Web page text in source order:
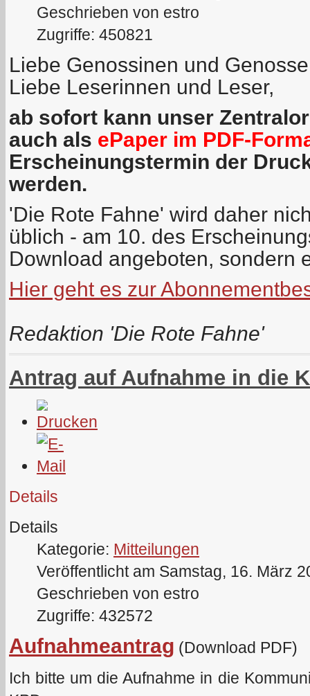
Geschrieben von estro
Zugriffe: 450821
Liebe Genossinen und
Liebe Leserinnen und Leser,
ab sofort kann unser
auch als ePaper im PDF-
Erscheinungstermin der
werden.
'Die Rote Fahne' wird daher
üblich - am 10. des
Download angeboten, sondern
Hier geht es zur
Redaktion 'Die Rote Fahne'
Antrag auf Aufnahme in die
Details
Details
Kategorie: Mitteilungen
Veröffentlicht am Samstag, 16. März
Geschrieben von estro
Zugriffe: 432572
Aufnahmeantrag (Download PDF)
Ich bitte um die Aufnahme in die